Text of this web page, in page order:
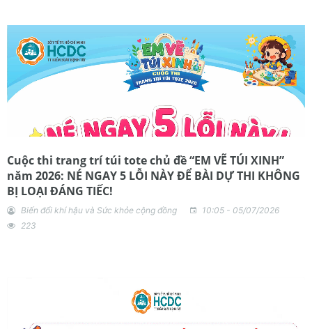
Cuộc thi trang trí túi tote chủ đề “EM VẼ TÚI XINH”
năm 2026: NÉ NGAY 5 LỖI NÀY ĐỂ BÀI DỰ THI KHÔNG
BỊ LOẠI ĐÁNG TIẾC!
Biến đổi khí hậu và Sức khỏe cộng đồng
10:05 - 05/07/2026
223